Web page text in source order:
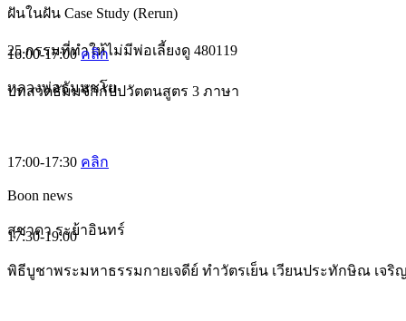
ฝันในฝัน Case Study (Rerun)
25 กรรมที่ทำให้ไม่มีพ่อเลี้ยงดู 480119
หลวงพ่อธัมมชโย
16:00-17:00คลิก
บทสวดธัมมจักกัปปวัตตนสูตร 3 ภาษา
17:00-17:30 คลิก
Boon news
สุชาดา ระย้าอินทร์
17:30-19:00
พิธีบูชาพระมหาธรรมกายเจดีย์ ทำวัตรเย็น เวียนประทักษิณ เจ